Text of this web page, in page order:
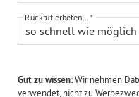
so schnell wie möglich
Rückruf erbeten...
Gut zu wissen:Wir nehmen
verwendet, nicht zu